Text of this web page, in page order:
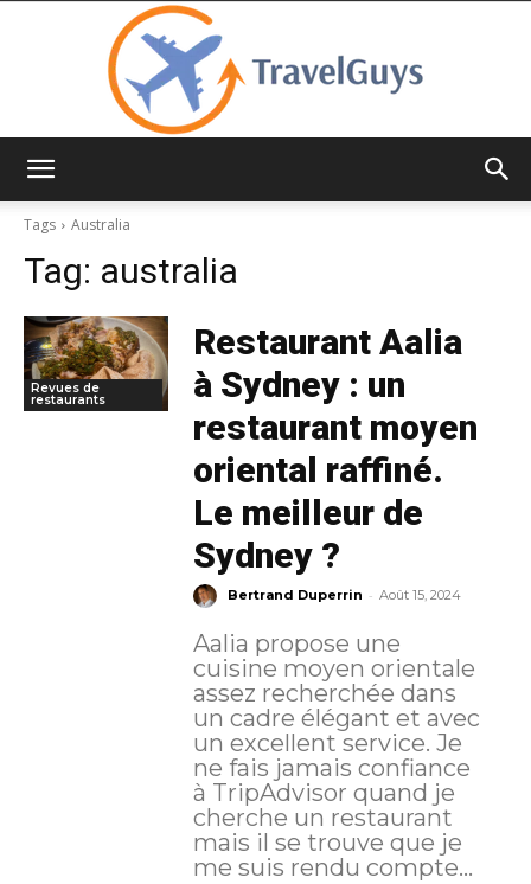
Tags
Australia
Tag: australia
Revues de
restaurants
Restaurant Aalia
à Sydney : un
restaurant moyen
oriental raffiné.
Le meilleur de
Sydney ?
Bertrand Duperrin - Août 15, 2024
Aalia propose une
cuisine moyen orientale
assez recherchée dans
un cadre élégant et avec
un excellent service. Je
ne fais jamais confiance
à TripAdvisor quand je
cherche un restaurant
mais il se trouve que je
me suis rendu compte...